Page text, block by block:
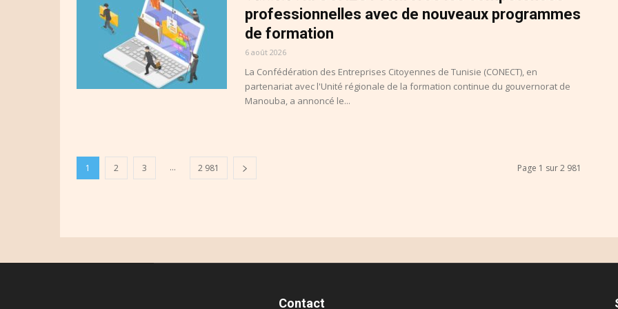
professionnelles avec de nouveaux programmes
de formation
6 août 2026
La Confédération des Entreprises Citoyennes de Tunisie (CONECT), en
partenariat avec l'Unité régionale de la formation continue du gouvernorat de
Manouba, a annoncé le...
1 2 3 ... 2 981 Page 1 sur 2 981
Contact